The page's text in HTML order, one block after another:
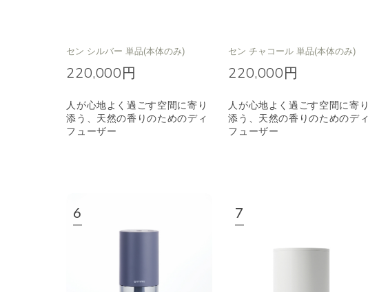
セン シルバー 単品(本体のみ)
220,000円
人が心地よく過ごす空間に寄り
添う、天然の香りのためのディ
フューザー
セン チャコール 単品(本体のみ)
220,000円
人が心地よく過ごす空間に寄り
添う、天然の香りのためのディ
フューザー